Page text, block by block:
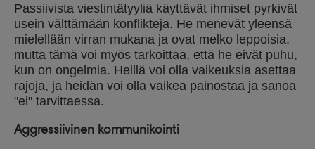
Passiivista viestintätyyliä käyttävät ihmiset pyrkivät
usein välttämään konflikteja. He menevät yleensä
mielellään virran mukana ja ovat melko leppoisia,
mutta tämä voi myös tarkoittaa, että he eivät puhu,
kun on ongelmia. Heillä voi olla vaikeuksia asettaa
rajoja, ja heidän voi olla vaikea painostaa ja sanoa
"ei" tarvittaessa.
Aggressiivinen kommunikointi